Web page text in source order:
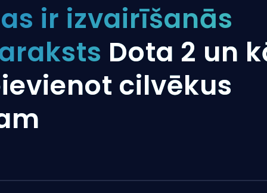
ir izvairīšanās
Dota 2 un
cilvēkus